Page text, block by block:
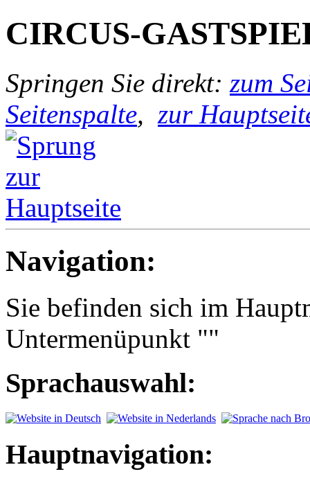
CIRCUS-
Springen Sie direkt: zum
Seitenspalte, zur
Navigation:
Sie befinden sich im
Untermenüpunkt ""
Sprachauswahl:
Hauptnavigation: